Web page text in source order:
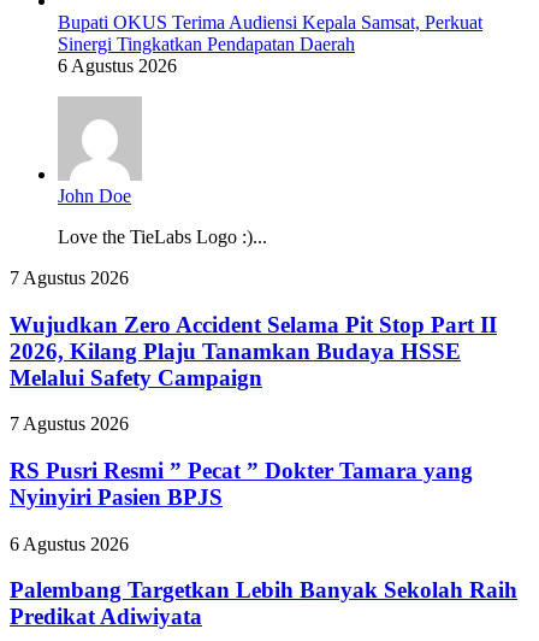
Bupati OKUS Terima Audiensi Kepala Samsat, Perkuat
Sinergi Tingkatkan Pendapatan Daerah
6 Agustus 2026
John Doe
Love the TieLabs Logo :)...
Wujudkan
Accident
Selama
Pit
Stop
II
Kilang
Plaju
Tanamkan
Budaya
HSSE
Melalui
Safety
Campaign
7 Agustus 2026
Wujudkan Zero Accident Selama Pit Stop Part II
2026, Kilang Plaju Tanamkan Budaya HSSE
Melalui Safety Campaign
RS
Resmi
”
Pecat
Dokter
yang
Nyinyiri
7 Agustus 2026
RS Pusri Resmi ” Pecat ” Dokter Tamara yang
Nyinyiri Pasien BPJS
Palembang
Lebih
Banyak
Sekolah
6 Agustus 2026
Palembang Targetkan Lebih Banyak Sekolah Raih
Predikat Adiwiyata